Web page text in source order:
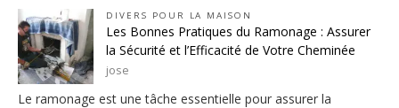
DIVERS POUR LA MAISON
Les Bonnes Pratiques du Ramonage : Assurer
la Sécurité et l’Efficacité de Votre Cheminée
jose
Le ramonage est une tâche essentielle pour assurer la